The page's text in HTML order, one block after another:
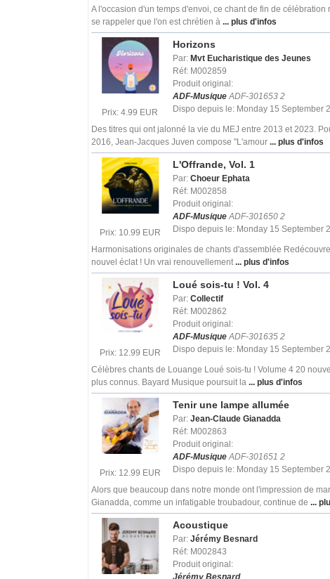
A l'occasion d'un temps d'envoi, ce chant de fin de
se rappeler que l'on est chrétien à ... plus d'infos
Prix: 4.99 EUR
Horizons
Par: Mvt Eucharistique des Jeunes
Réf: M002859
Produit original:
ADF-MusiqueADF-301653 2
Dispo depuis le: Monday 15 September
Des titres qui ont jalonné la vie du MEJ entre 2013 et 2023.
2016, Jean-Jacques Juven compose "L'amour ... plus d'infos
Prix: 10.99 EUR
L'Offrande, Vol. 1
Par: Choeur Ephata
Réf: M002858
Produit original:
ADF-MusiqueADF-301650 2
Dispo depuis le: Monday 15 September
Harmonisations originales de chants d'assemblée
nouvel éclat ! Un vrai renouvellement... plus d'infos
Prix: 12.99 EUR
Loué sois-tu ! Vol. 4
Par: Collectif
Réf: M002862
Produit original:
ADF-MusiqueADF-301635 2
Dispo depuis le: Monday 15 September
Célèbres chants de Louange Loué sois-tu ! Volume 4 20
plus connus. Bayard Musique poursuit la ... plus d'infos
Prix: 12.99 EUR
Tenir une lampe allumée
Par: Jean-Claude Gianadda
Réf: M002863
Produit original:
ADF-MusiqueADF-301651 2
Dispo depuis le: Monday 15 September
Alors que beaucoup dans notre monde ont l'impression de
Gianadda, comme un infatigable troubadour, continue de ...
Acoustique
Par: Jérémy Besnard
Réf: M002843
Produit original:
Jérémy Besnard